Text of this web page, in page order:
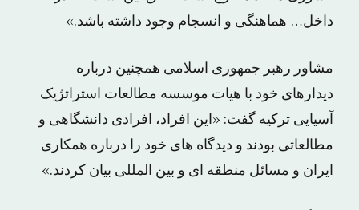
داخل… هماهنگی و انسجام وجود داشته باشد.»
مشاور رهبر جمهوری اسلامی همچنین درباره
دیدارهای خود با هیات موسسه مطالعات استراتژیک
آسیایی ترکیه گفت: «این افراد، افرادی دانشگاهی و
مطالعاتی بودند و دیدگاه های خود را درباره همکاری
ایران و مسائل منطقه ای و بین المللی بیان کردند.»